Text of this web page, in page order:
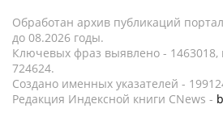
Обработан архив публикаций
до 08.2026 годы.
Ключевых фраз выявлено - 1463018,
724624.
Создано именных указателей -
Редакция Индексной книги CNews -